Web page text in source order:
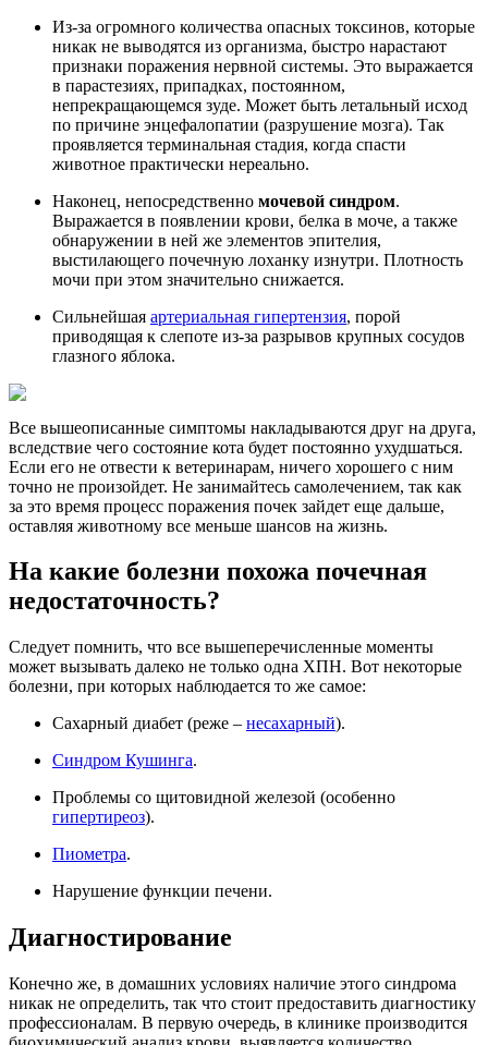
Из-за огромного количества опасных токсинов, которые
никак не выводятся из организма, быстро нарастают
признаки поражения нервной системы. Это выражается
в парастезиях, припадках, постоянном,
непрекращающемся зуде. Может быть летальный исход
по причине энцефалопатии (разрушение мозга). Так
проявляется терминальная стадия, когда спасти
животное практически нереально.
Наконец, непосредственно мочевой синдром.
Выражается в появлении крови, белка в моче, а также
обнаружении в ней же элементов эпителия,
выстилающего почечную лоханку изнутри. Плотность
мочи при этом значительно снижается.
Сильнейшая артериальная гипертензия, порой
приводящая к слепоте из-за разрывов крупных сосудов
глазного яблока.
Все вышеописанные симптомы накладываются друг на друга,
вследствие чего состояние кота будет постоянно ухудшаться.
Если его не отвести к ветеринарам, ничего хорошего с ним
точно не произойдет. Не занимайтесь самолечением, так как
за это время процесс поражения почек зайдет еще дальше,
оставляя животному все меньше шансов на жизнь.
На какие болезни похожа почечная
недостаточность?
Следует помнить, что все вышеперечисленные моменты
может вызывать далеко не только одна ХПН. Вот некоторые
болезни, при которых наблюдается то же самое:
Сахарный диабет (реже – несахарный).
Синдром Кушинга.
Проблемы со щитовидной железой (особенно
гипертиреоз).
Пиометра.
Нарушение функции печени.
Диагностирование
Конечно же, в домашних условиях наличие этого синдрома
никак не определить, так что стоит предоставить диагностику
профессионалам. В первую очередь, в клинике производится